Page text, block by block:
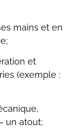
mains et en
et
(exemple :
un atout;